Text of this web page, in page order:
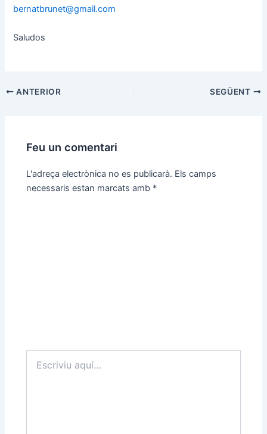
bernatbrunet@gmail.com
Saludos
Navegació
ANTERIOR SEGÜENT
Feu un comentari
L'adreça electrònica no es publicarà. Els camps
necessaris estan marcats amb *
aquí…